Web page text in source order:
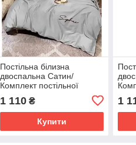
Постільна білизна
двоспальна Сатин/
Комплект постільної
1 110₴
Купити
1